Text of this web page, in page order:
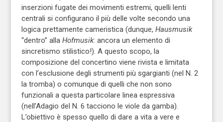
inserzioni fugate dei movimenti estremi, quelli lenti
centrali si configurano il più delle volte secondo una
logica prettamente cameristica (dunque, Hausmusik
“dentro” alla Hofmusik: ancora un elemento di
sincretismo stilistico!). A questo scopo, la
composizione del concertino viene rivista e limitata
con l’esclusione degli strumenti più sgargianti (nel N. 2
la tromba) o comunque di quelli che non sono
funzionali a questa particolare linea espressiva
(nell’Adagio del N. 6 tacciono le viole da gamba).
L’obiettivo è spesso quello di dare a vita a vere e